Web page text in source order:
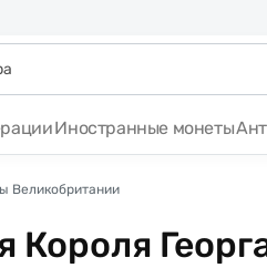
Иностранные монеты
Великобритании
Короля